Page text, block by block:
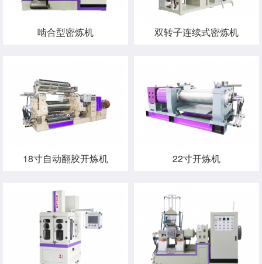
啮合型密炼机 双转子连续式密炼机
18寸自动翻胶开炼机 22寸开炼机